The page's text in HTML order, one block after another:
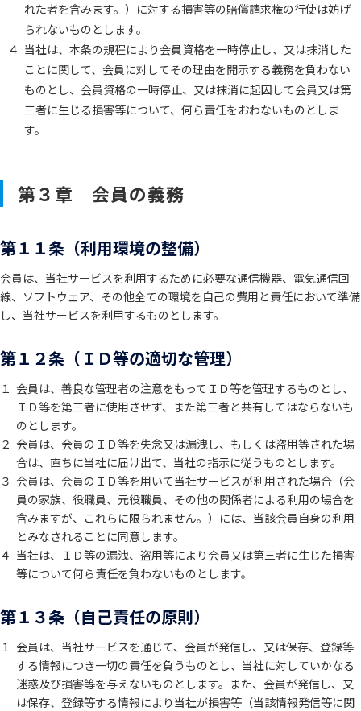
れた者を含みます。）に対する損害等の賠償請求権の行使は妨げ
られないものとします。
４ 当社は、本条の規程により会員資格を一時停止し、又は抹消した
ことに関して、会員に対してその理由を開示する義務を負わない
ものとし、会員資格の一時停止、又は抹消に起因して会員又は第
三者に生じる損害等について、何ら責任をおわないものとしま
す。
第３章 会員の義務
第１１条（利用環境の整備）
会員は、当社サービスを利用するために必要な通信機器、電気通信回
線、ソフトウェア、その他全ての環境を自己の費用と責任において準備
し、当社サービスを利用するものとします。
第１２条（ＩＤ等の適切な管理）
１ 会員は、善良な管理者の注意をもってＩＤ等を管理するものとし、
ＩＤ等を第三者に使用させず、また第三者と共有してはならないも
のとします。
２ 会員は、会員のＩＤ等を失念又は漏洩し、もしくは盗用等された場
合は、直ちに当社に届け出て、当社の指示に従うものとします。
３ 会員は、会員のＩＤ等を用いて当社サービスが利用された場合（会
員の家族、役職員、元役職員、その他の関係者による利用の場合を
含みますが、これらに限られません。）には、当該会員自身の利用
とみなされることに同意します。
４ 当社は、ＩＤ等の漏洩、盗用等により会員又は第三者に生じた損害
等について何ら責任を負わないものとします。
第１３条（自己責任の原則）
１ 会員は、当社サービスを通じて、会員が発信し、又は保存、登録等
する情報につき一切の責任を負うものとし、当社に対していかなる
迷惑及び損害等を与えないものとします。また、会員が発信し、又
は保存、登録等する情報により当社が損害等（当該情報発信等に関